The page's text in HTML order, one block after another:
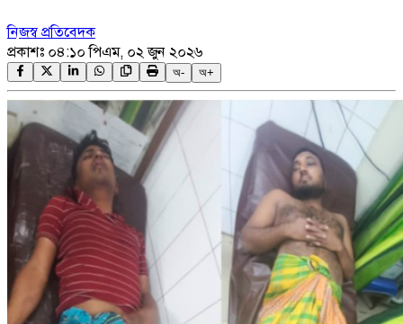
নিজস্ব প্রতিবেদক
প্রকাশঃ ০৪:১০ পিএম, ০২ জুন ২০২৬
অ- অ+